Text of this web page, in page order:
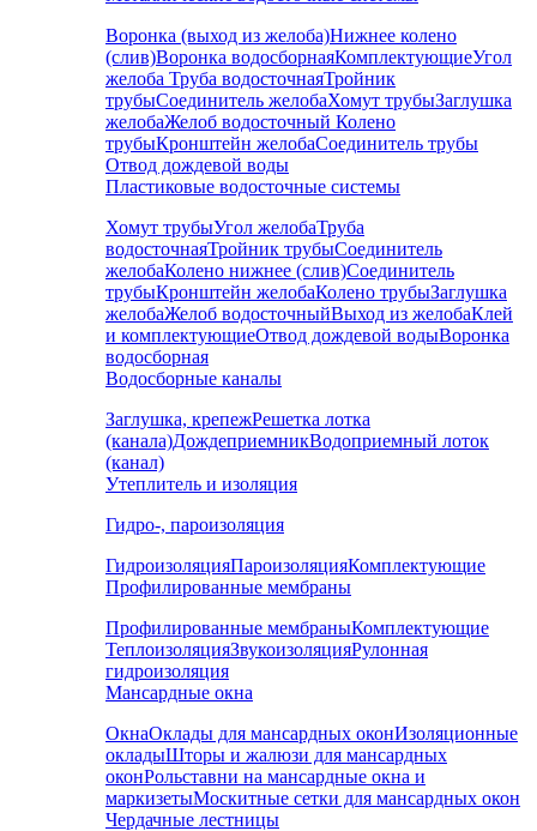
Воронка (выход из желоба)Нижнее колено
(слив)Воронка водосборнаяКомплектующиеУгол
желоба Труба водосточнаяТройник
трубыСоединитель желобаХомут трубыЗаглушка
желобаЖелоб водосточный Колено
трубыКронштейн желобаСоединитель трубы
Отвод дождевой воды
Пластиковые водосточные системы
Хомут трубыУгол желобаТруба
водосточнаяТройник трубыСоединитель
желобаКолено нижнее (слив)Соединитель
трубыКронштейн желобаКолено трубыЗаглушка
желобаЖелоб водосточныйВыход из желобаКлей
и комплектующиеОтвод дождевой водыВоронка
водосборная
Водосборные каналы
Заглушка, крепежРешетка лотка
(канала)ДождеприемникВодоприемный лоток
(канал)
Утеплитель и изоляция
Гидро-, пароизоляция
ГидроизоляцияПароизоляцияКомплектующие
Профилированные мембраны
Профилированные мембраныКомплектующие
ТеплоизоляцияЗвукоизоляцияРулонная
гидроизоляция
Мансардные окна
ОкнаОклады для мансардных оконИзоляционные
окладыШторы и жалюзи для мансардных
оконРольставни на мансардные окна и
маркизетыМоскитные сетки для мансардных окон
Чердачные лестницы